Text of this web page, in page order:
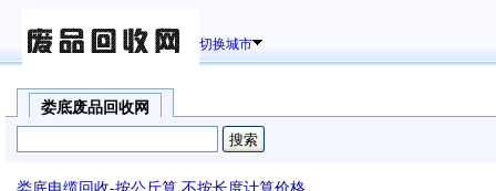
切换城市
娄底废品回收网